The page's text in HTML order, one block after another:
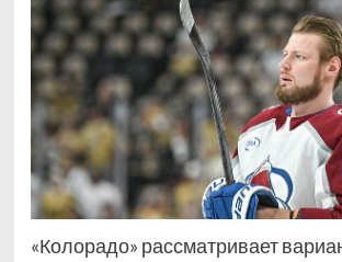
«Колорадо» рассматривает